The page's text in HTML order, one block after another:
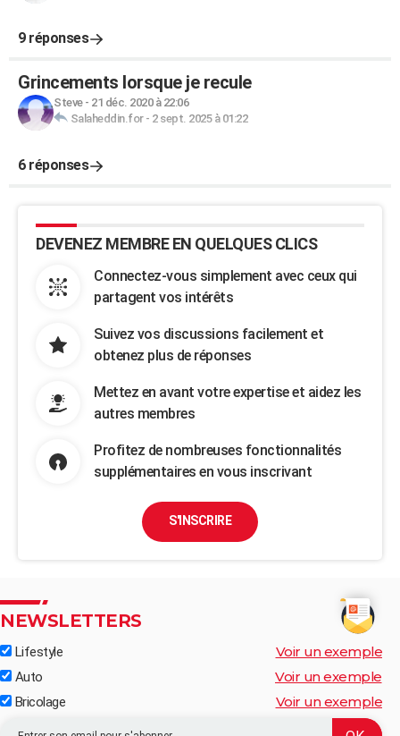
9 réponses
Grincements lorsque je recule
Steve- 21 déc. 2020 à 22:06
Salaheddin.for- 2 sept. 2025 à 01:22
6 réponses
DEVENEZ MEMBRE EN QUELQUES CLICS
Connectez-vous simplement avec ceux qui
partagent vos intérêts
Suivez vos discussions facilement et
obtenez plus de réponses
Mettez en avant votre expertise et aidez les
autres membres
Profitez de nombreuses fonctionnalités
supplémentaires en vous inscrivant
S'INSCRIRE
NEWSLETTERS
Lifestyle Voir un exemple
Auto Voir un exemple
Bricolage Voir un exemple